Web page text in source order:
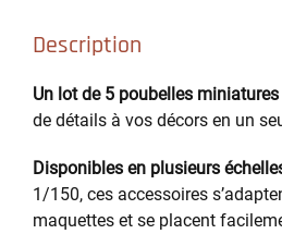
Description
Un lot de 5 poubelles miniatures
de détails à vos décors en un
Disponibles en plusieurs
1/150, ces accessoires
maquettes et se placent